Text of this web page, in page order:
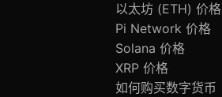
以太坊 (ETH) 价格
Pi Network 价格
Solana 价格
XRP 价格
如何购买数字货币